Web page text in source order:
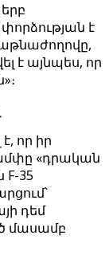
է
է այնպես, որ
որ իր
«դրական
F-35
դեմ
մասամբ